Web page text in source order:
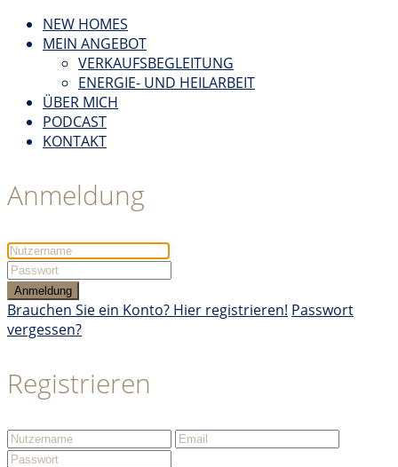
NEW HOMES
MEIN ANGEBOT
VERKAUFSBEGLEITUNG
ENERGIE- UND HEILARBEIT
ÜBER MICH
PODCAST
KONTAKT
Anmeldung
Anmeldung
Brauchen Sie ein Konto? Hier registrieren! Passwort
vergessen?
Registrieren